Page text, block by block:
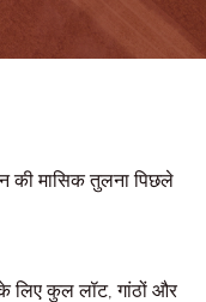
की मासिक तुलना पिछले
लिए कुल लॉट, गांठों और